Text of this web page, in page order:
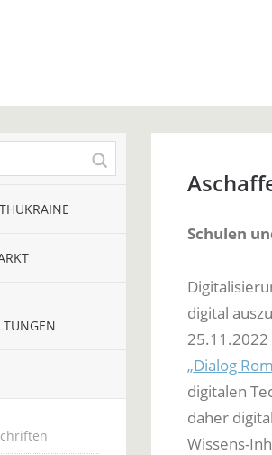
Schulen
digital
25.11.2022
„Dialog
digitalen
daher
Wissens-